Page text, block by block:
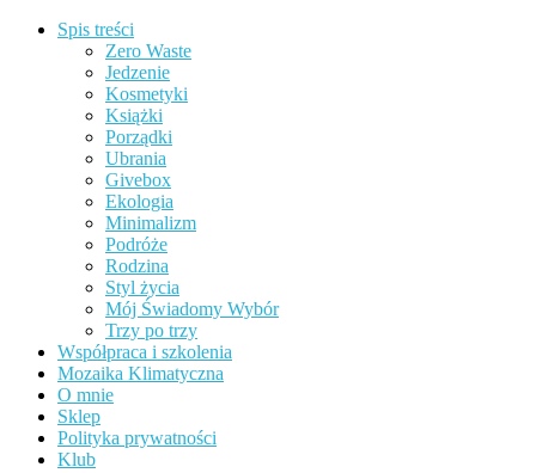
Spis treści
Zero Waste
Jedzenie
Kosmetyki
Książki
Porządki
Ubrania
Givebox
Ekologia
Minimalizm
Podróże
Rodzina
Styl życia
Mój Świadomy Wybór
Trzy po trzy
Współpraca i szkolenia
Mozaika Klimatyczna
O mnie
Sklep
Polityka prywatności
Klub